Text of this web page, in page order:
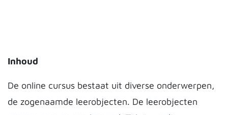
Inhoud
De online cursus bestaat uit diverse onderwerpen,
de zogenaamde leerobjecten. De leerobjecten